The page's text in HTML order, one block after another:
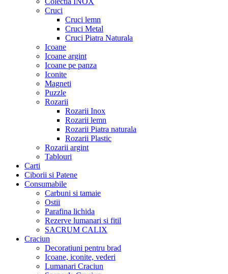
Cruci
Cruci lemn
Cruci Metal
Cruci Piatra Naturala
Icoane
Icoane argint
Icoane pe panza
Iconite
Magneti
Puzzle
Rozarii
Rozarii Inox
Rozarii lemn
Rozarii Piatra naturala
Rozarii Plastic
Rozarii argint
Tablouri
Carti
Ciborii si Patene
Consumabile
Carbuni si tamaie
Ostii
Parafina lichida
Rezerve lumanari si fitil
SACRUM CALIX
Craciun
Decoratiuni pentru brad
Icoane, iconite, vederi
Lumanari Craciun